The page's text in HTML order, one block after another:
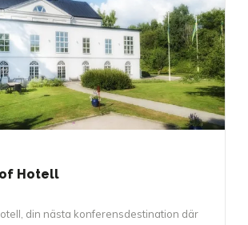
Hotell
din nästa konferensdestination där